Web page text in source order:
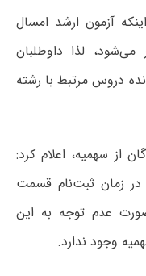
آزمون ارشد امسال
می‌شود، لذا داوطلبان
دروس مرتبط با رشته
از سهمیه، اعلام کرد:
در زمان ثبت‌نام قسمت
عدم توجه به این
وجود ندارد.